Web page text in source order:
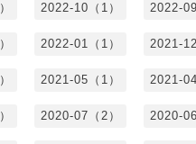
2022-10（1） 2022-09
2022-01（1） 2021-12
2021-05（1） 2021-04
2020-07（2） 2020-06